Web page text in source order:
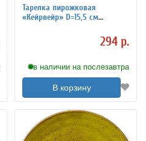
Тарелка пирожковая
«Кейрвейр» D=15,5 см
294 р.
в наличии на послезавтра
В корзину